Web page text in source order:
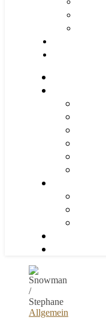
Allgemein